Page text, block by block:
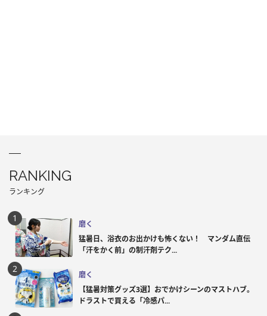
RANKING
ランキング
磨く
猛暑日、浴衣のお出かけも怖くない！ マンダム直伝
「汗をかく前」の制汗剤テク...
磨く
【猛暑対策グッズ3選】おでかけシーンのマストハブ。
ドラストで買える「冷感パ...